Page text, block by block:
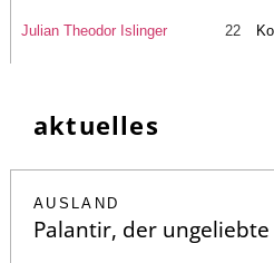
Julian Theodor Islinger 22
aktuelles
AUSLAND
Palantir, der